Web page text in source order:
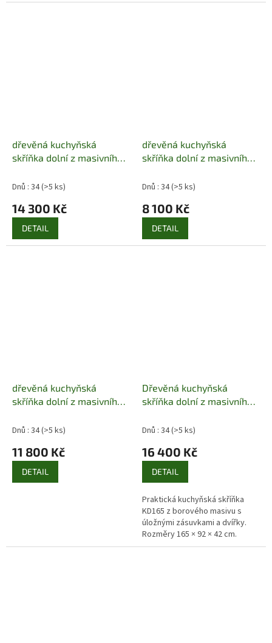
dřevěná kuchyňská
skříňka dolní z masivního
pacyg
Dnů : 34(>5 ks)
14 300 Kč
DETAIL
dřevěná kuchyňská
skříňka dolní z masivního
pacyg
Dnů : 34(>5 ks)
8 100 Kč
DETAIL
dřevěná kuchyňská
skříňka dolní z masivního
pacyg
Dnů : 34(>5 ks)
11 800 Kč
DETAIL
Dřevěná kuchyňská
skříňka dolní z masivního
Pacyg
Dnů : 34(>5 ks)
16 400 Kč
DETAIL
Praktická kuchyňská skříňka
KD165 z borového masivu s
úložnými zásuvkami a dvířky.
Rozměry 165 × 92 × 42 cm.
Přírodní nebo mořené